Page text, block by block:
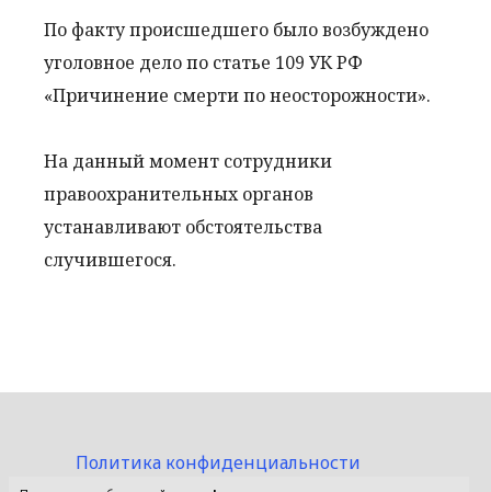
По факту происшедшего было возбуждено
уголовное дело по статье 109 УК РФ
«Причинение смерти по неосторожности».
На данный момент сотрудники
правоохранительных органов
устанавливают обстоятельства
случившегося.
Политика конфиденциальности
Пользовательское соглашение